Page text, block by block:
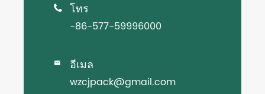
 โทร
-86-577-59996000
 อีเมล
wzcjpack@gmail.com